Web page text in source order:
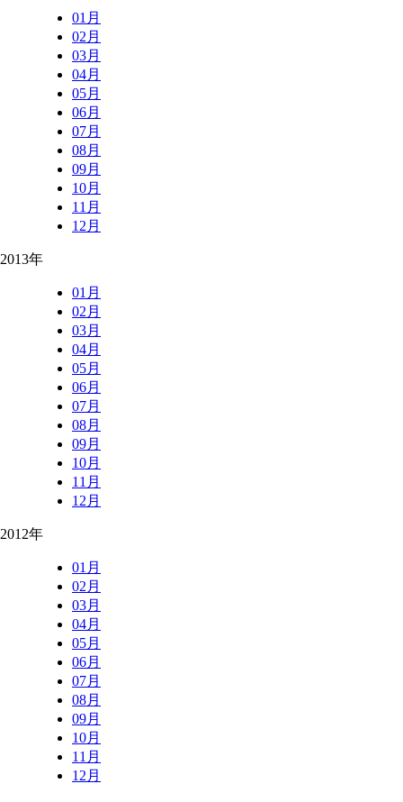
01月
02月
03月
04月
05月
06月
07月
08月
09月
10月
11月
12月
2013年
01月
02月
03月
04月
05月
06月
07月
08月
09月
10月
11月
12月
2012年
01月
02月
03月
04月
05月
06月
07月
08月
09月
10月
11月
12月